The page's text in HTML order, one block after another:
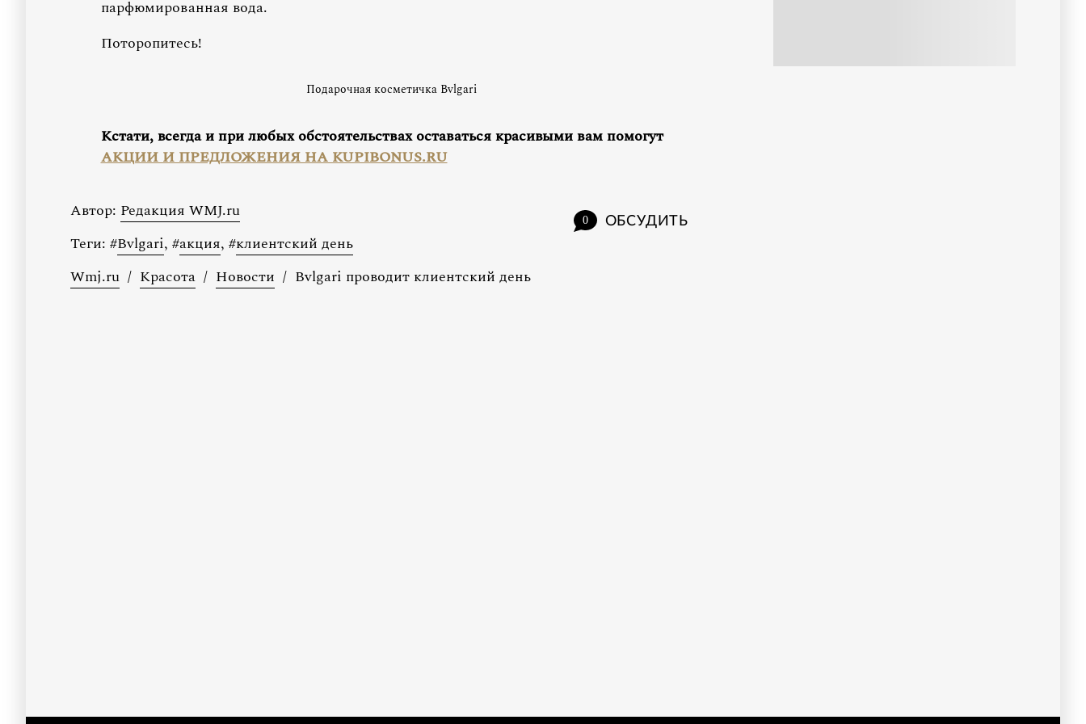
парфюмированная вода.
Поторопитесь!
Подарочная косметичка Bvlgari
Кстати, всегда и при любых обстоятельствах оставаться красивыми вам помогут
АКЦИИ И ПРЕДЛОЖЕНИЯ НА KUPIBONUS.RU
0 ОБСУДИТЬ
Автор: Редакция WMJ.ru
Теги: #Bvlgari, #акция, #клиентский день
Wmj.ru / Красота / Новости / Bvlgari проводит клиентский день